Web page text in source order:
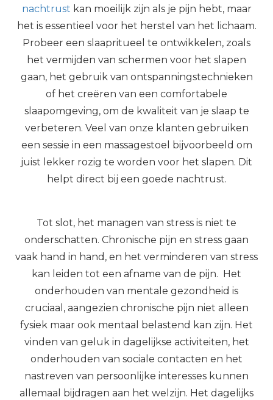
nachtrust kan moeilijk zijn als je pijn hebt, maar
het is essentieel voor het herstel van het lichaam.
Probeer een slaapritueel te ontwikkelen, zoals
het vermijden van schermen voor het slapen
gaan, het gebruik van ontspanningstechnieken
of het creëren van een comfortabele
slaapomgeving, om de kwaliteit van je slaap te
verbeteren. Veel van onze klanten gebruiken
een sessie in een massagestoel bijvoorbeeld om
juist lekker rozig te worden voor het slapen. Dit
helpt direct bij een goede nachtrust.
Tot slot, het managen van stress is niet te
onderschatten. Chronische pijn en stress gaan
vaak hand in hand, en het verminderen van stress
kan leiden tot een afname van de pijn. Het
onderhouden van mentale gezondheid is
cruciaal, aangezien chronische pijn niet alleen
fysiek maar ook mentaal belastend kan zijn. Het
vinden van geluk in dagelijkse activiteiten, het
onderhouden van sociale contacten en het
nastreven van persoonlijke interesses kunnen
allemaal bijdragen aan het welzijn. Het dagelijks